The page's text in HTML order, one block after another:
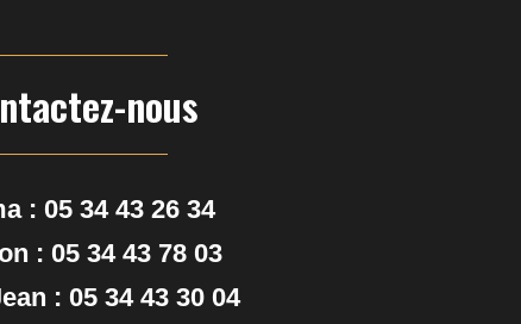
nous
: 05 34 43 26 34
: 05 34 43 78 03
: 05 34 43 30 04